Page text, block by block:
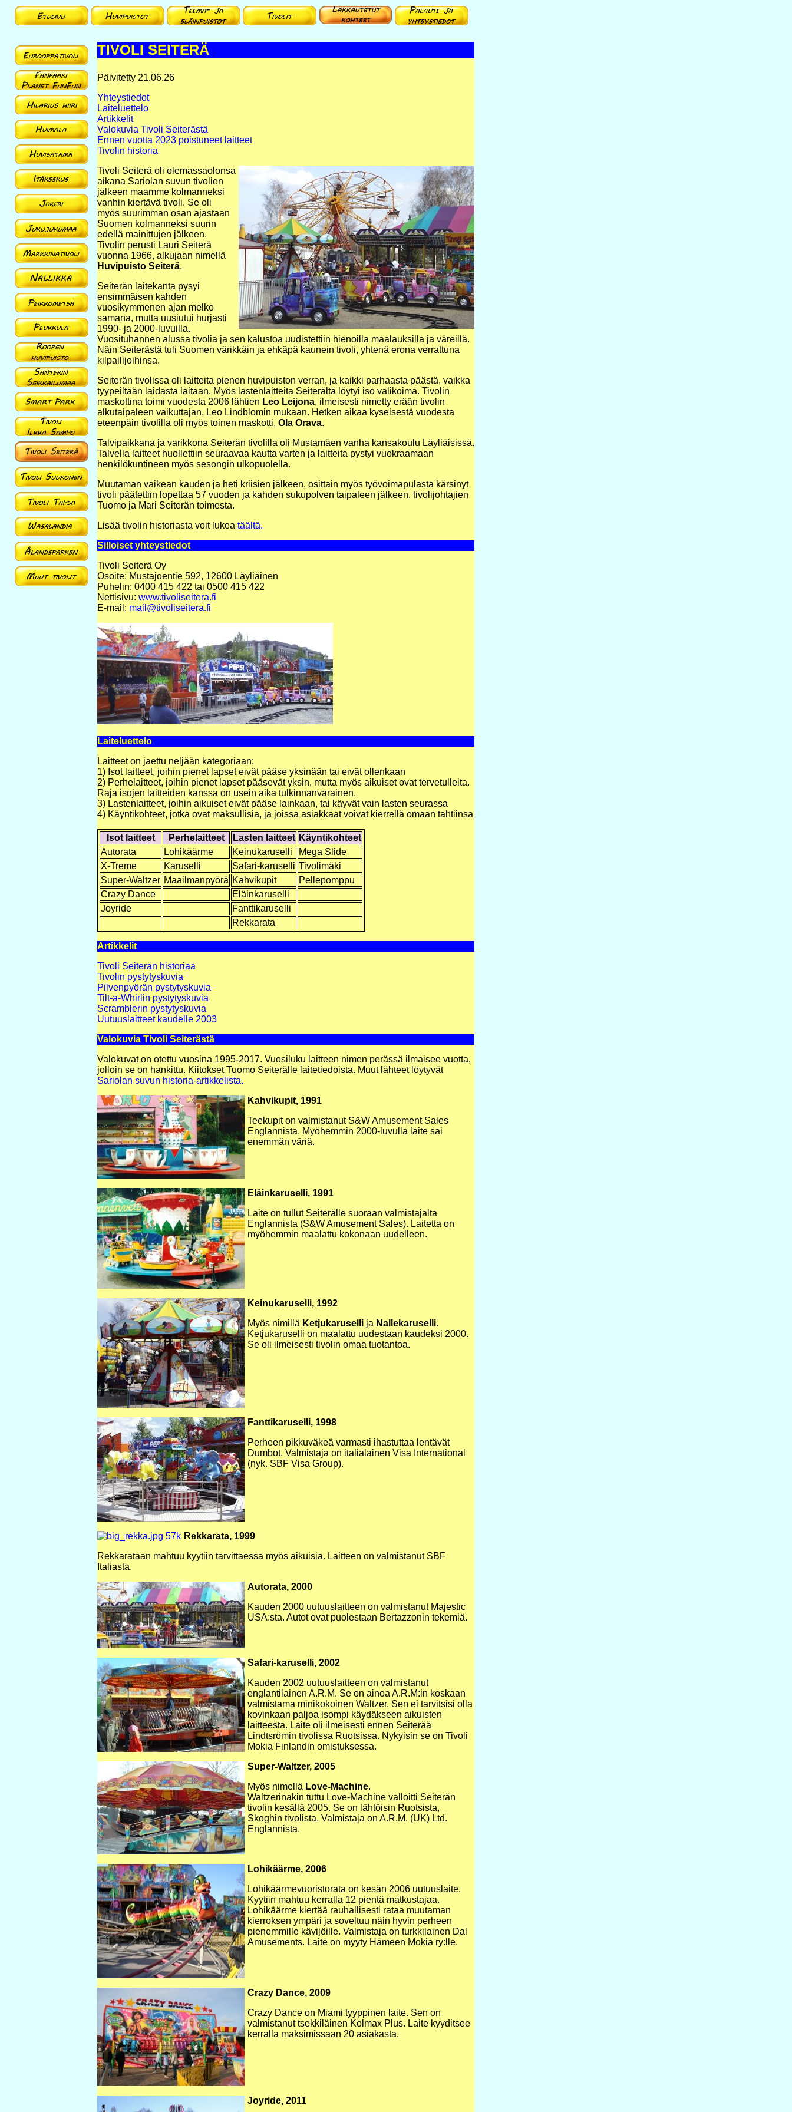
TIVOLI SEITERÄ
Päivitetty 21.06.26
Yhteystiedot
Laiteluettelo
Artikkelit
Valokuvia Tivoli Seiterästä
Ennen vuotta 2023 poistuneet laitteet
Tivolin historia
Tivoli Seiterä oli olemassaolonsa
aikana Sariolan suvun tivolien
jälkeen maamme kolmanneksi
vanhin kiertävä tivoli. Se oli
myös suurimman osan ajastaan
Suomen kolmanneksi suurin
edellä mainittujen jälkeen.
Tivolin perusti Lauri Seiterä
vuonna 1966, alkujaan nimellä
Huvipuisto Seiterä.
Seiterän laitekanta pysyi
ensimmäisen kahden
vuosikymmenen ajan melko
samana, mutta uusiutui hurjasti
1990- ja 2000-luvuilla.
Vuosituhannen alussa tivolia ja sen kalustoa uudistettiin hienoilla maalauksilla ja väreillä.
Näin Seiterästä tuli Suomen värikkäin ja ehkäpä kaunein tivoli, yhtenä erona verrattuna
kilpailijoihinsa.
Seiterän tivolissa oli laitteita pienen huvipuiston verran, ja kaikki parhaasta päästä, vaikka
tyypeiltään laidasta laitaan. Myös lastenlaitteita Seiterältä löytyi iso valikoima. Tivolin
maskottina toimi vuodesta 2006 lähtien Leo Leijona, ilmeisesti nimetty erään tivolin
alkutaipaleen vaikuttajan, Leo Lindblomin mukaan. Hetken aikaa kyseisestä vuodesta
eteenpäin tivolilla oli myös toinen maskotti, Ola Orava.
Talvipaikkana ja varikkona Seiterän tivolilla oli Mustamäen vanha kansakoulu Läyliäisissä.
Talvella laitteet huollettiin seuraavaa kautta varten ja laitteita pystyi vuokraamaan
henkilökuntineen myös sesongin ulkopuolella.
Muutaman vaikean kauden ja heti kriisien jälkeen, osittain myös työvoimapulasta kärsinyt
tivoli päätettiin lopettaa 57 vuoden ja kahden sukupolven taipaleen jälkeen, tivolijohtajien
Tuomo ja Mari Seiterän toimesta.
Lisää tivolin historiasta voit lukea täältä.
Silloiset yhteystiedot
Tivoli Seiterä Oy
Osoite: Mustajoentie 592, 12600 Läyliäinen
Puhelin: 0400 415 422 tai 0500 415 422
Nettisivu: www.tivoliseitera.fi
E-mail: mail@tivoliseitera.fi
Laiteluettelo
Laitteet on jaettu neljään kategoriaan:
1) Isot laitteet, joihin pienet lapset eivät pääse yksinään tai eivät ollenkaan
2) Perhelaitteet, joihin pienet lapset pääsevät yksin, mutta myös aikuiset ovat tervetulleita.
Raja isojen laitteiden kanssa on usein aika tulkinnanvarainen.
3) Lastenlaitteet, joihin aikuiset eivät pääse lainkaan, tai käyvät vain lasten seurassa
4) Käyntikohteet, jotka ovat maksullisia, ja joissa asiakkaat voivat kierrellä omaan tahtiinsa
Isot laitteet Perhelaitteet Lasten laitteet Käyntikohteet
Autorata
Lohikäärme Keinukaruselli
Mega Slide
X-Treme
Karuselli Safari-karuselli Tivolimäki
Super-Waltzer Maailmanpyörä Kahvikupit
Pellepomppu
Crazy Dance
Eläinkaruselli
Joyride
Fanttikaruselli
Rekkarata
Artikkelit
Tivoli Seiterän historiaa
Tivolin pystytyskuvia
Pilvenpyörän pystytyskuvia
Tilt-a-Whirlin pystytyskuvia
Scramblerin pystytyskuvia
Uutuuslaitteet kaudelle 2003
Valokuvia Tivoli Seiterästä
Valokuvat on otettu vuosina 1995-2017. Vuosiluku laitteen nimen perässä ilmaisee vuotta,
jolloin se on hankittu. Kiitokset Tuomo Seiterälle laitetiedoista. Muut lähteet löytyvät
Sariolan suvun historia-artikkelista.
Kahvikupit, 1991
Teekupit on valmistanut S&W Amusement Sales
Englannista. Myöhemmin 2000-luvulla laite sai
enemmän väriä.
Eläinkaruselli, 1991
Laite on tullut Seiterälle suoraan valmistajalta
Englannista (S&W Amusement Sales). Laitetta on
myöhemmin maalattu kokonaan uudelleen.
Keinukaruselli, 1992
Myös nimillä Ketjukaruselli ja Nallekaruselli.
Ketjukaruselli on maalattu uudestaan kaudeksi 2000.
Se oli ilmeisesti tivolin omaa tuotantoa.
Fanttikaruselli, 1998
Perheen pikkuväkeä varmasti ihastuttaa lentävät
Dumbot. Valmistaja on italialainen Visa International
(nyk. SBF Visa Group).
Rekkarata, 1999
Rekkarataan mahtuu kyytiin tarvittaessa myös aikuisia. Laitteen on valmistanut SBF
Italiasta.
Autorata, 2000
Kauden 2000 uutuuslaitteen on valmistanut Majestic
USA:sta. Autot ovat puolestaan Bertazzonin tekemiä.
Safari-karuselli, 2002
Kauden 2002 uutuuslaitteen on valmistanut
englantilainen A.R.M. Se on ainoa A.R.M:in koskaan
valmistama minikokoinen Waltzer. Sen ei tarvitsisi olla
kovinkaan paljoa isompi käydäkseen aikuisten
laitteesta. Laite oli ilmeisesti ennen Seiterää
Lindtsrömin tivolissa Ruotsissa. Nykyisin se on Tivoli
Mokia Finlandin omistuksessa.
Super-Waltzer, 2005
Myös nimellä Love-Machine.
Waltzerinakin tuttu Love-Machine valloitti Seiterän
tivolin kesällä 2005. Se on lähtöisin Ruotsista,
Skoghin tivolista. Valmistaja on A.R.M. (UK) Ltd.
Englannista.
Lohikäärme, 2006
Lohikäärmevuoristorata on kesän 2006 uutuuslaite.
Kyytiin mahtuu kerralla 12 pientä matkustajaa.
Lohikäärme kiertää rauhallisesti rataa muutaman
kierroksen ympäri ja soveltuu näin hyvin perheen
pienemmille kävijöille. Valmistaja on turkkilainen Dal
Amusements. Laite on myyty Hämeen Mokia ry:lle.
Crazy Dance, 2009
Crazy Dance on Miami tyyppinen laite. Sen on
valmistanut tsekkiläinen Kolmax Plus. Laite kyyditsee
kerralla maksimissaan 20 asiakasta.
Joyride, 2011